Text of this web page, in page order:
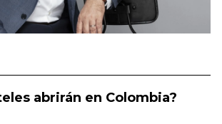
abrirán en Colombia?